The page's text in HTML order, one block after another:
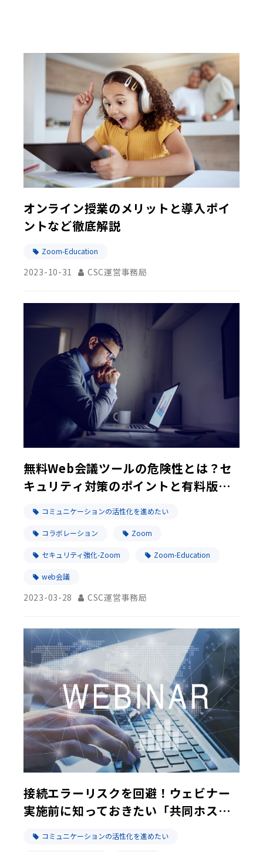
オンライン授業のメリットと導入ポイ
ントなど徹底解説
Zoom-Education
2023-10-31 CSC運営事務局
無料Web会議ツールの危険性とは？セ
キュリティ対策のポイントと有料版の
コミュニケーションの活性化を進めたい
コラボレーション Zoom
セキュリティ強化-Zoom Zoom-Education
web会議
2023-03-28 CSC運営事務局
接続エラーリスクを回避！ウェビナー
実施前に知っておきたい「共同ホス
コミュニケーションの活性化を進めたい